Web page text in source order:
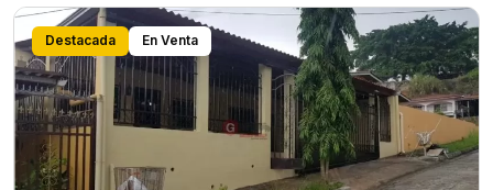
Destacada En Venta